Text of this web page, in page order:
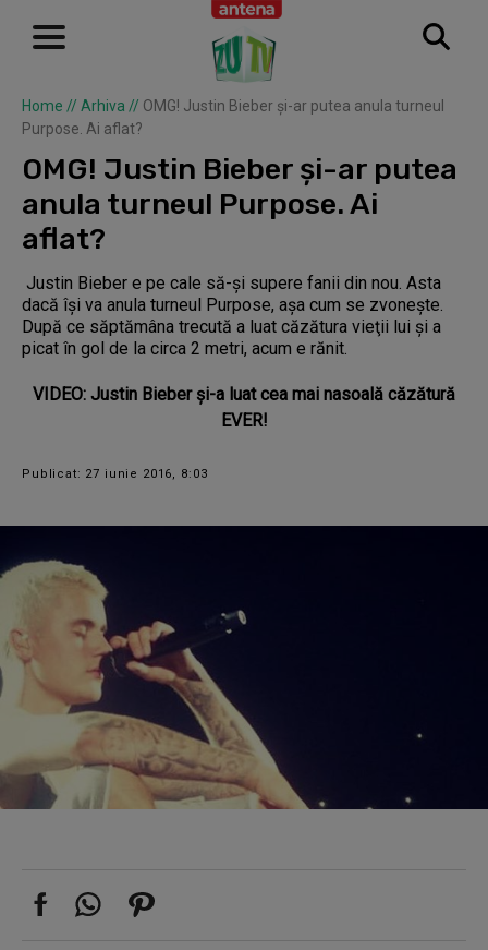
Home // Arhiva // OMG! Justin Bieber şi-ar putea anula turneul
Purpose. Ai aflat?
OMG! Justin Bieber şi-ar putea
anula turneul Purpose. Ai
aflat?
Justin Bieber e pe cale să-şi supere fanii din nou. Asta
dacă îşi va anula turneul Purpose, aşa cum se zvoneşte.
După ce săptămâna trecută a luat căzătura vieţii lui şi a
picat în gol de la circa 2 metri, acum e rănit.
VIDEO: Justin Bieber și-a luat cea mai nasoală căzătură
EVER!
Publicat: 27 iunie 2016, 8:03